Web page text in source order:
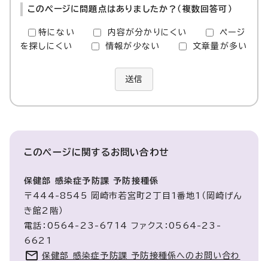
このページに問題点はありましたか？（複数回答可）
特にない 内容が分かりにくい
ページ
を探しにくい
情報が少ない 文章量が多い
送信
このページに関するお問い合わせ
保健部 感染症予防課 予防接種係
〒444-8545 岡崎市若宮町2丁目1番地1（岡崎げん
き館2階）
電話：0564-23-6714 ファクス：0564-23-
6621
保健部 感染症予防課 予防接種係へのお問い合わ